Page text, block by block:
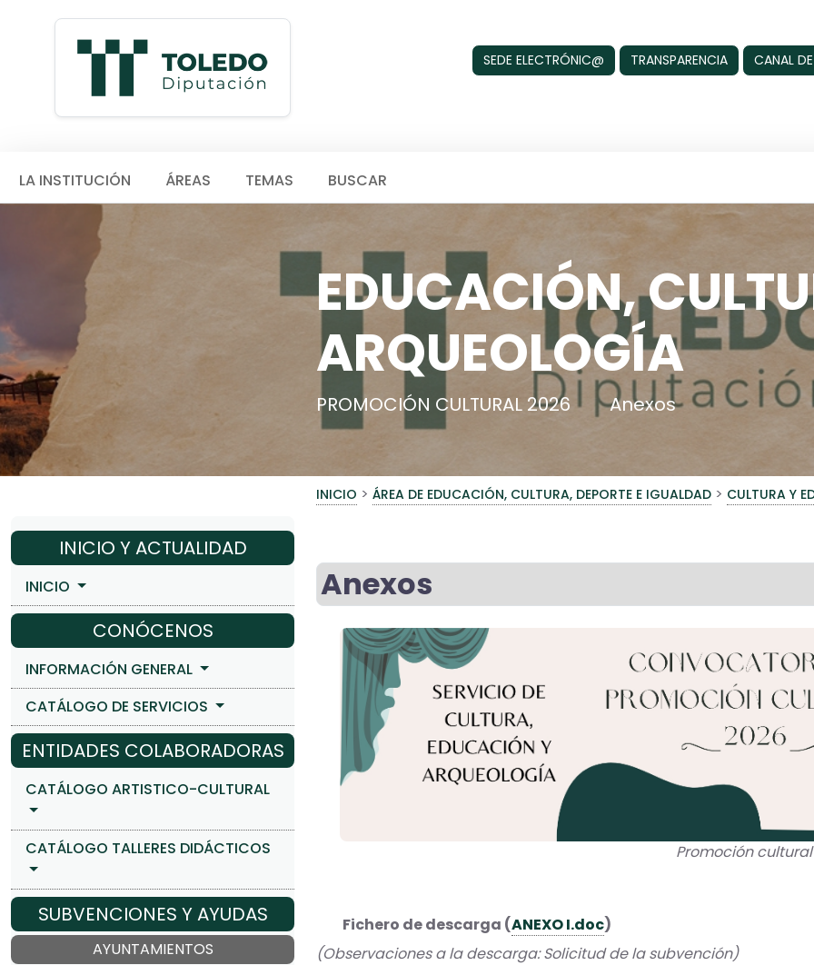
SEDE ELECTRÓNIC@ TRANSPARENCIA CANAL
LA INSTITUCIÓN ÁREAS TEMAS BUSCAR
EDUCACIÓN,
ARQUEOLOGÍA
PROMOCIÓN CULTURAL 2026 Anexos
INICIO > ÁREA DE EDUCACIÓN, CULTURA, DEPORTE E IGUALDAD > CULTURA Y
INICIO Y ACTUALIDAD
INICIO
CONÓCENOS
INFORMACIÓN GENERAL
CATÁLOGO DE SERVICIOS
ENTIDADES COLABORADORAS
CATÁLOGO ARTISTICO-CULTURAL
CATÁLOGO TALLERES DIDÁCTICOS
SUBVENCIONES Y AYUDAS
AYUNTAMIENTOS
Anexos
Promoción
Fichero de descarga (ANEXO I.doc)
(Observaciones a la descarga: Solicitud de la subvención)